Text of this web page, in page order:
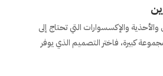
والإكسسوارات التي تحتاج إلى
كبيرة، فاختر التصميم الذي يوفر